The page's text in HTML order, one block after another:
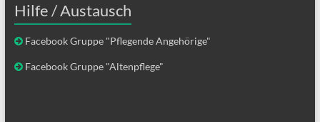
Hilfe / Austausch
Facebook Gruppe "Pflegende Angehörige"
Facebook Gruppe "Altenpflege"